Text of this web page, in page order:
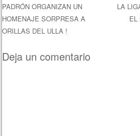
Navegación de
PADRÓN ORGANIZAN UN
HOMENAJE SORPRESA A
ORILLAS DEL ULLA !
LA
EL
Deja un comentario